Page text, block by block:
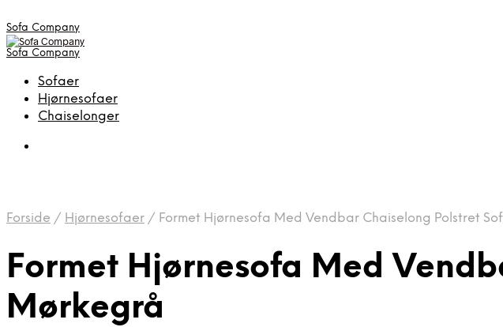
Sofa Company
Sofa Company
Sofaer
Hjørnesofaer
Chaiselonger
Forside / Hjørnesofaer / Formet Hjørnesofa Med Vendbar Chaiselong Polstret
Formet Hjørnesofa Med
Mørkegrå